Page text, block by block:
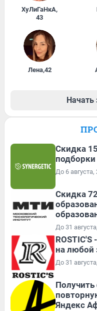
ХуЛиГаНкА,
43
Лена,42
Начать
Скидка
подборки
До 6 августа,
Скидка
До 31
на любой
До 31
Яндекс